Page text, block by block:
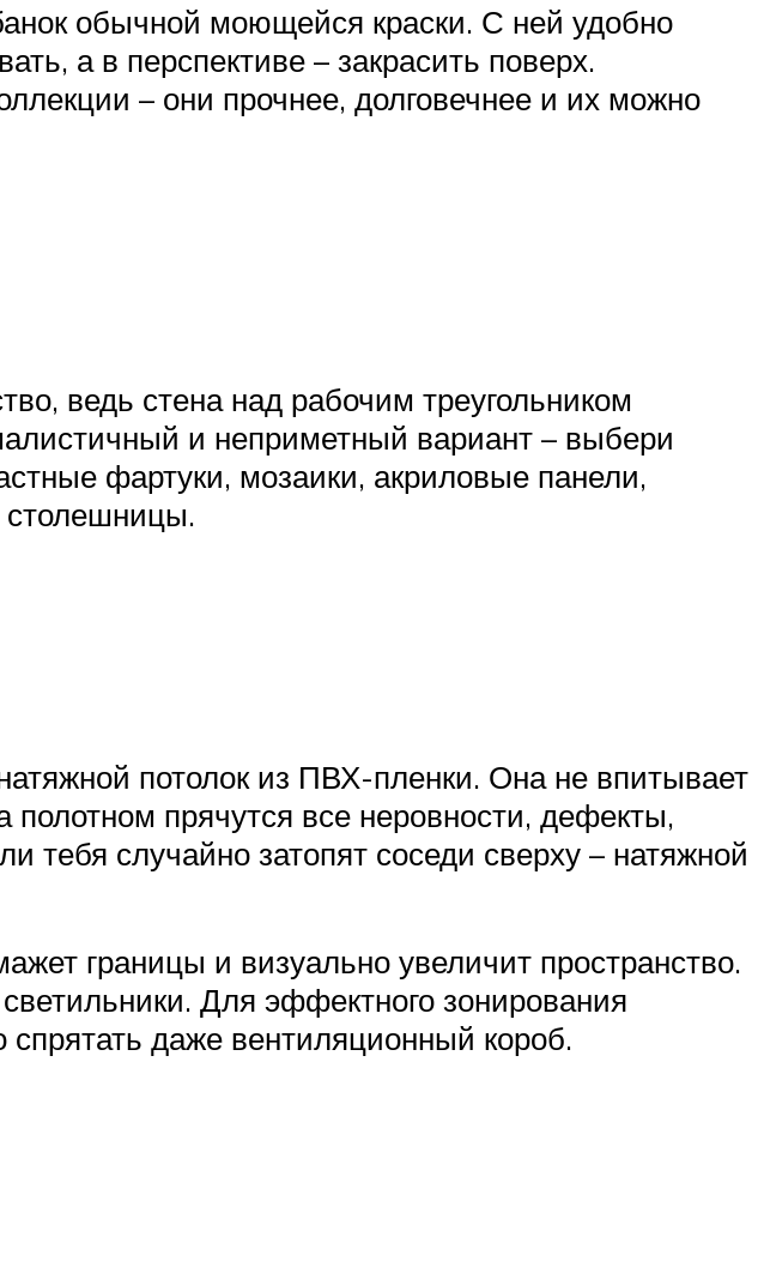
обычной моющейся краски. С ней удобно
а в перспективе – закрасить поверх.
– они прочнее, долговечнее и их можно
ведь стена над рабочим треугольником
и неприметный вариант – выбери
фартуки, мозаики, акриловые панели,
столешницы.
потолок из ПВХ-пленки. Она не впитывает
полотном прячутся все неровности, дефекты,
случайно затопят соседи сверху – натяжной
границы и визуально увеличит пространство.
Для эффектного зонирования
спрятать даже вентиляционный короб.